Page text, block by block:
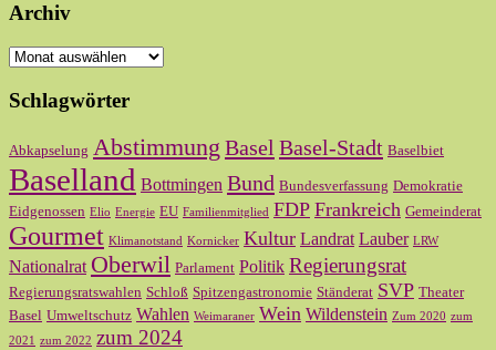
Archiv
Archiv
Schlagwörter
Abkapselung Abstimmung Basel Basel-Stadt Baselbiet
Baselland Bottmingen Bund Bundesverfassung Demokratie
Eidgenossen Elio Energie EU Familienmitglied FDP Frankreich Gemeinderat
Gourmet Klimanotstand Kornicker Kultur Landrat Lauber LRW
Nationalrat Oberwil Parlament Politik Regierungsrat
Regierungsratswahlen Schloß Spitzengastronomie Ständerat SVP Theater
Basel Umweltschutz Wahlen Weimaraner Wein Wildenstein Zum 2020 zum
2021
zum 2022 zum 2024